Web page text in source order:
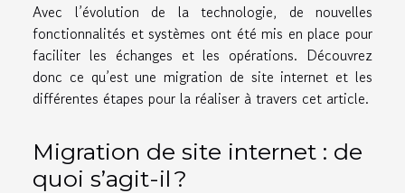
Avec l’évolution de la technologie, de nouvelles
fonctionnalités et systèmes ont été mis en place pour
faciliter les échanges et les opérations. Découvrez
donc ce qu’est une migration de site internet et les
différentes étapes pour la réaliser à travers cet article.
Migration de site internet : de
quoi s’agit-il ?